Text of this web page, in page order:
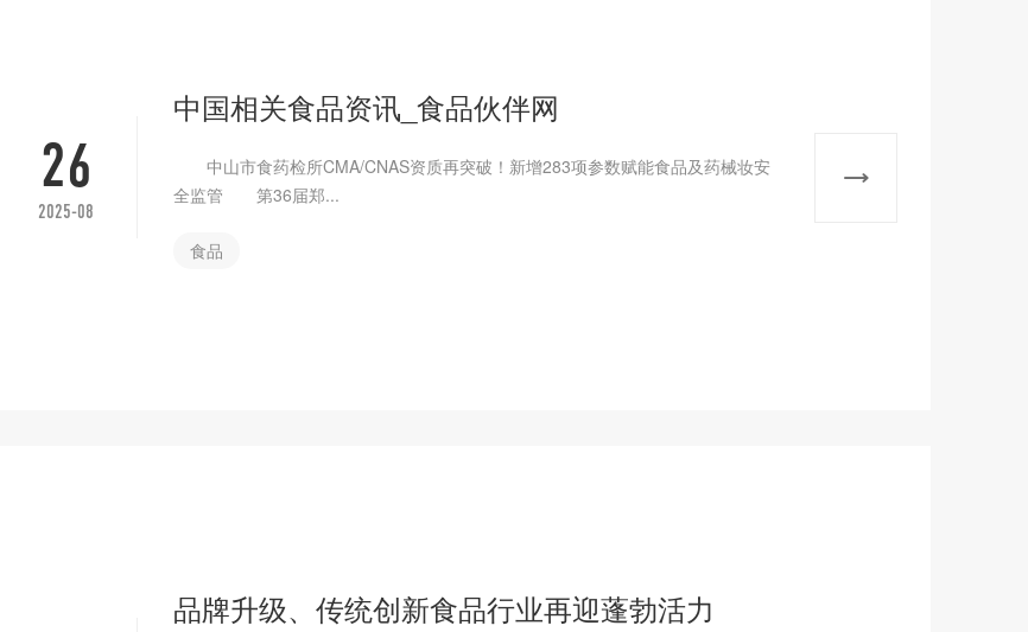
26
2025-08
中国相关食品资讯_食品伙伴网
中山市食药检所CMA/CNAS资质再突破！新增283项参数赋能食品及药械妆安
全监管 第36届郑...
食品
品牌升级、传统创新食品行业再迎蓬勃活力